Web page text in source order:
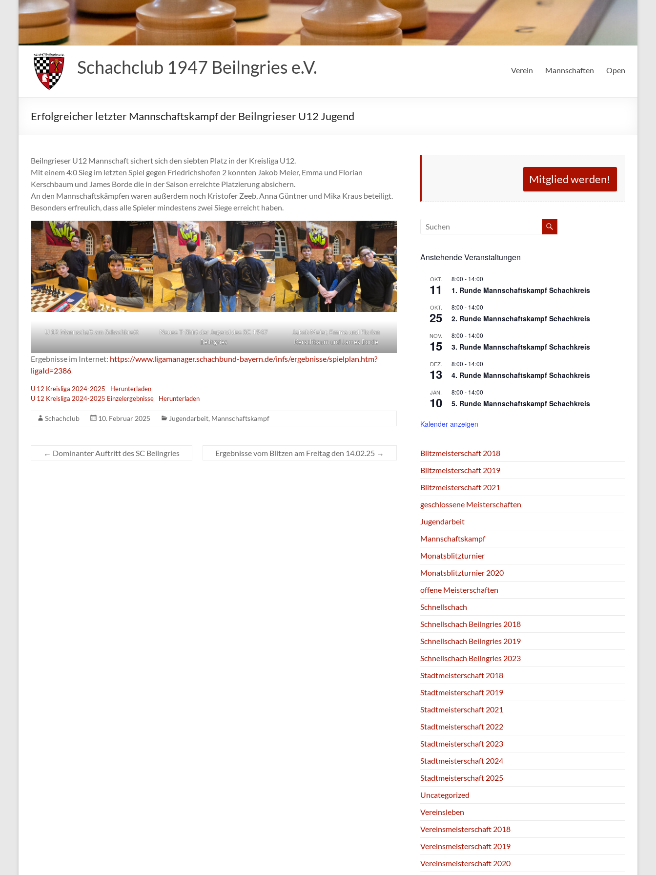
Schachclub 1947 Beilngries e.V. Verein Mannschaften Open
Erfolgreicher letzter Mannschaftskampf der Beilngrieser U12 Jugend
Beilngrieser U12 Mannschaft sichert sich den siebten Platz in der Kreisliga U12.
Mit einem 4:0 Sieg im letzten Spiel gegen Friedrichshofen 2 konnten Jakob Meier, Emma und Florian
Kerschbaum und James Borde die in der Saison erreichte Platzierung absichern.
An den Mannschaftskämpfen waren außerdem noch Kristofer Zeeb, Anna Güntner und Mika Kraus beteiligt.
Besonders erfreulich, dass alle Spieler mindestens zwei Siege erreicht haben.
U 12 Mannschaft am Schachbrett
Neues T-Shirt der Jugend des SC 1947
Beilngries
Jakob Meier, Emma und Florian
Kerschbaum und James Borde
Ergebnisse im Internet: https://www.ligamanager.schachbund-bayern.de/infs/ergebnisse/spielplan.htm?
ligaId=2386
U 12 Kreisliga 2024-2025
Herunterladen
U 12 Kreisliga 2024-2025 Einzelergebnisse
Herunterladen
Schachclub 10. Februar 2025 Jugendarbeit, Mannschaftskampf
← Dominanter Auftritt des SC Beilngries Ergebnisse vom Blitzen am Freitag den 14.02.25 →
Mitglied werden!
Anstehende Veranstaltungen
OKT.
11
8:00 - 14:00
1. Runde Mannschaftskampf Schachkreis
OKT.
25
8:00 - 14:00
2. Runde Mannschaftskampf Schachkreis
NOV.
15
8:00 - 14:00
3. Runde Mannschaftskampf Schachkreis
DEZ.
13
8:00 - 14:00
4. Runde Mannschaftskampf Schachkreis
JAN.
10
8:00 - 14:00
5. Runde Mannschaftskampf Schachkreis
Kalender anzeigen
Blitzmeisterschaft 2018
Blitzmeisterschaft 2019
Blitzmeisterschaft 2021
geschlossene Meisterschaften
Jugendarbeit
Mannschaftskampf
Monatsblitzturnier
Monatsblitzturnier 2020
offene Meisterschaften
Schnellschach
Schnellschach Beilngries 2018
Schnellschach Beilngries 2019
Schnellschach Beilngries 2023
Stadtmeisterschaft 2018
Stadtmeisterschaft 2019
Stadtmeisterschaft 2021
Stadtmeisterschaft 2022
Stadtmeisterschaft 2023
Stadtmeisterschaft 2024
Stadtmeisterschaft 2025
Uncategorized
Vereinsleben
Vereinsmeisterschaft 2018
Vereinsmeisterschaft 2019
Vereinsmeisterschaft 2020